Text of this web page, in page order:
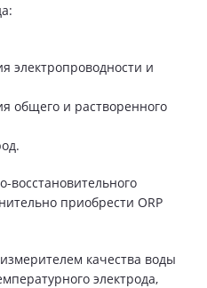
электропроводности и
общего и растворенного
восстановительного
приобрести ORP
качества воды
электрода,